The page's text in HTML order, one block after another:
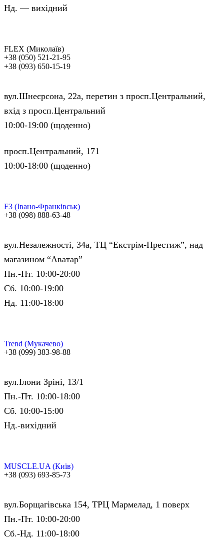
Нд. — вихідний
FLEX (Миколаїв)
+38 (050) 521-21-95
+38 (093) 650-15-19
вул.Шнеєрсона, 22а, перетин з просп.Центральний,
вхід з просп.Центральний
10:00-19:00 (щоденно)
просп.Центральний, 171
10:00-18:00 (щоденно)
F3 (Івано-Франківськ)
+38 (098) 888-63-48
вул.Незалежності, 34а, ТЦ “Екстрім-Престиж”, над
магазином “Аватар”
Пн.-Пт. 10:00-20:00
Сб. 10:00-19:00
Нд. 11:00-18:00
Trend (Мукачево)
+38 (099) 383-98-88
вул.Ілони Зріні, 13/1
Пн.-Пт. 10:00-18:00
Сб. 10:00-15:00
Нд.-вихідний
MUSCLE.UA (Київ)
+38 (093) 693-85-73
вул.Борщагівська 154, ТРЦ Мармелад, 1 поверх
Пн.-Пт. 10:00-20:00
Сб.-Нд. 11:00-18:00